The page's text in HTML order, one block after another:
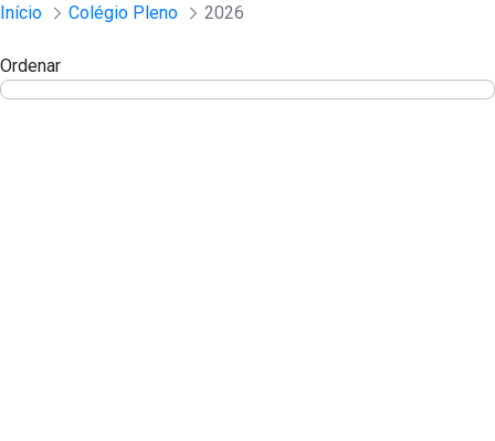
Pular para o Conteúdo principal
Sessões e Reuniões - Documentos
Início Colégio Pleno 2026
Ordenar